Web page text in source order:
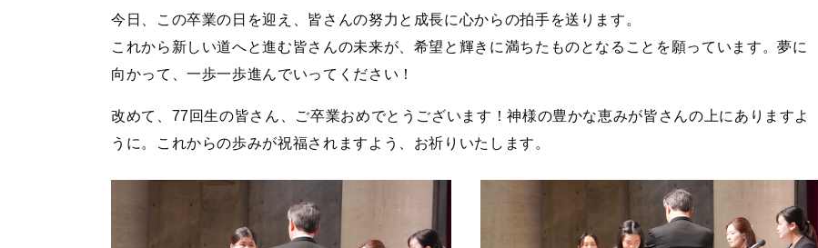
今日、この卒業の日を迎え、皆さんの努力と成長に心からの拍手を送ります。
これから新しい道へと進む皆さんの未来が、希望と輝きに満ちたものとなることを願っています。夢に
向かって、一歩一歩進んでいってください！
改めて、77回生の皆さん、ご卒業おめでとうございます！神様の豊かな恵みが皆さんの上にありますよ
うに。これからの歩みが祝福されますよう、お祈りいたします。